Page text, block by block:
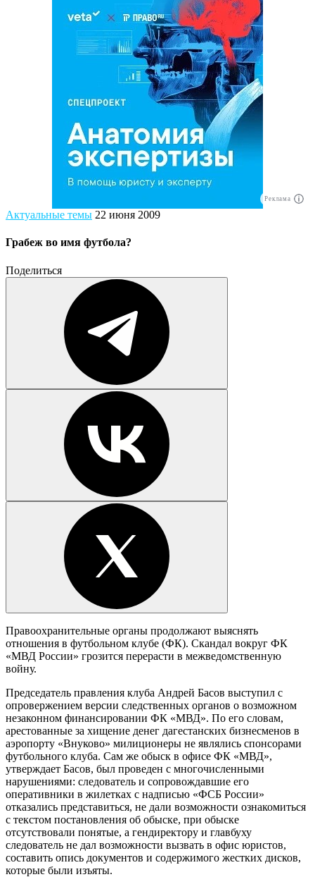
Реклама
Актуальные темы 22 июня 2009
Грабеж во имя футбола?
Поделиться
Правоохранительные органы продолжают выяснять
отношения в футбольном клубе (ФК). Скандал вокруг ФК
«МВД России» грозится перерасти в межведомственную
войну.
Председатель правления клуба Андрей Басов выступил с
опровержением версии следственных органов о возможном
незаконном финансировании ФК «МВД». По его словам,
арестованные за хищение денег дагестанских бизнесменов в
аэропорту «Внуково» милиционеры не являлись спонсорами
футбольного клуба. Сам же обыск в офисе ФК «МВД»,
утверждает Басов, был проведен с многочисленными
нарушениями: следователь и сопровождавшие его
оперативники в жилетках с надписью «ФСБ России»
отказались представиться, не дали возможности ознакомиться
с текстом постановления об обыске, при обыске
отсутствовали понятые, а гендиректору и главбуху
следователь не дал возможности вызвать в офис юристов,
составить опись документов и содержимого жестких дисков,
которые были изъяты.